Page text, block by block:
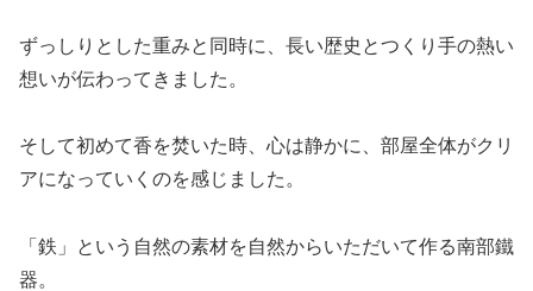
ずっしりとした重みと同時に、長い歴史とつくり手の熱い
想いが伝わってきました。
そして初めて香を焚いた時、心は静かに、部屋全体がクリ
アになっていくのを感じました。
「鉄」という自然の素材を自然からいただいて作る南部鐵
器。